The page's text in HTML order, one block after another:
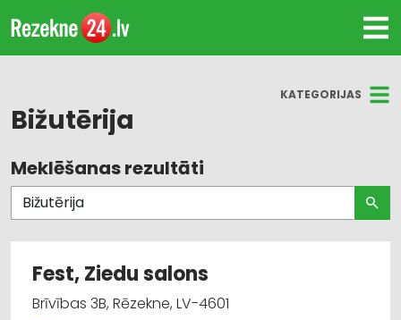
KATEGORIJAS
Bižutērija
Visas nozares
Bižutērija
Suvenīri, dāvanas
Meklēšanas rezultāti
Fest, Ziedu salons
Brīvības 3B, Rēzekne, LV-4601